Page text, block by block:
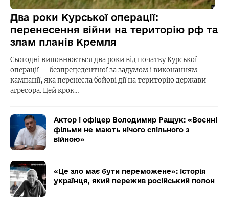
Два роки Курської операції:
перенесення війни на територію рф та
злам планів Кремля
Сьогодні виповнюється два роки від початку Курської
операції — безпрецедентної за задумом і виконанням
кампанії, яка перенесла бойові дії на територію держави-
агресора. Цей крок…
Актор і офіцер Володимир Ращук: «Воєнні
фільми не мають нічого спільного з
війною»
«Це зло має бути переможене»: історія
українця, який пережив російський полон